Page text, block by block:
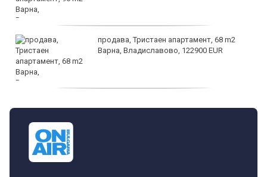
продава, Тристаен апартамент, 68 m2
Варна, Владиславово, 122900 EUR